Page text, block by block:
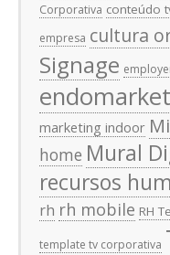
Corporativa conteúdo
empresa cultura
Signage
marketing indoor
home Mural
recursos
rh rh mobile RH
template tv corporativa